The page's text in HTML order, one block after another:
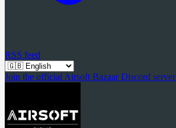
RSS feed
Join the official Airsoft Bazaar Discord server